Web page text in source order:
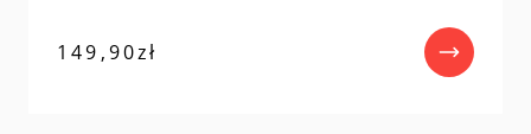
149,90zł